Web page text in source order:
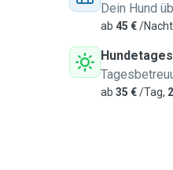
Dein Hund
ab 45 €/
ab 35 €/Tag,